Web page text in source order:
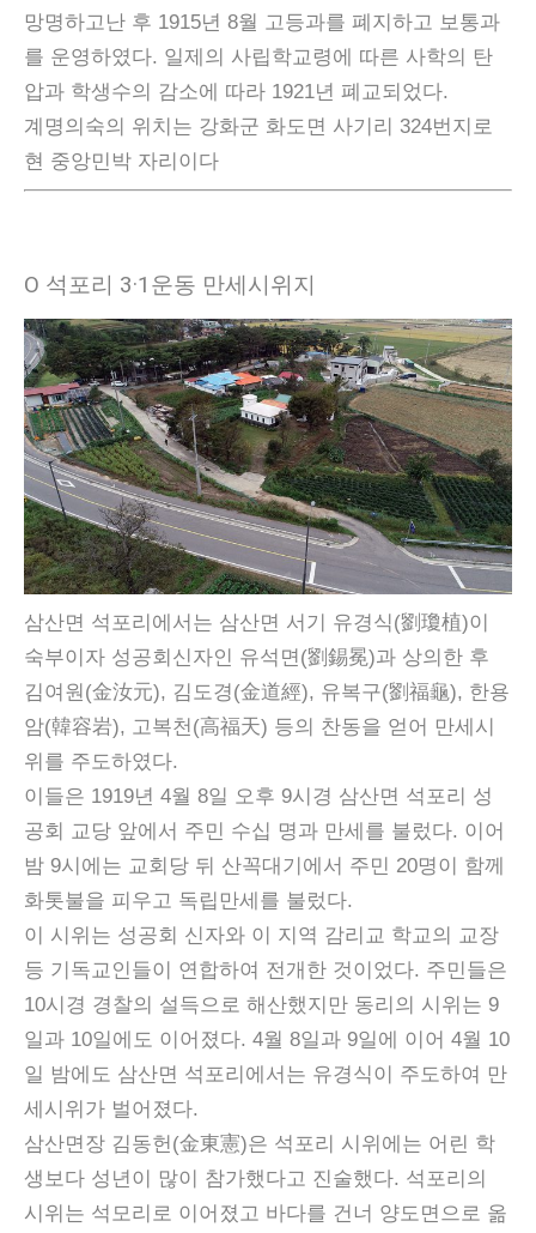
망명하고난 후 1915년 8월 고등과를 폐지하고 보통과
를 운영하였다. 일제의 사립학교령에 따른 사학의 탄
압과 학생수의 감소에 따라 1921년 폐교되었다.
계명의숙의 위치는 강화군 화도면 사기리 324번지로
현 중앙민박 자리이다
Ο 석포리 3·1운동 만세시위지
삼산면 석포리에서는 삼산면 서기 유경식(劉瓊植)이
숙부이자 성공회신자인 유석면(劉錫冕)과 상의한 후
김여원(金汝元), 김도경(金道經), 유복구(劉福龜), 한용
암(韓容岩), 고복천(高福天) 등의 찬동을 얻어 만세시
위를 주도하였다.
이들은 1919년 4월 8일 오후 9시경 삼산면 석포리 성
공회 교당 앞에서 주민 수십 명과 만세를 불렀다. 이어
밤 9시에는 교회당 뒤 산꼭대기에서 주민 20명이 함께
화톳불을 피우고 독립만세를 불렀다.
이 시위는 성공회 신자와 이 지역 감리교 학교의 교장
등 기독교인들이 연합하여 전개한 것이었다. 주민들은
10시경 경찰의 설득으로 해산했지만 동리의 시위는 9
일과 10일에도 이어졌다. 4월 8일과 9일에 이어 4월 10
일 밤에도 삼산면 석포리에서는 유경식이 주도하여 만
세시위가 벌어졌다.
삼산면장 김동헌(金東憲)은 석포리 시위에는 어린 학
생보다 성년이 많이 참가했다고 진술했다. 석포리의
시위는 석모리로 이어졌고 바다를 건너 양도면으로 옮